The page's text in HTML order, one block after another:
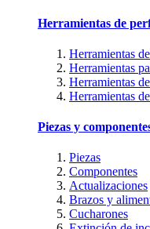
Herramientas de
Herramientas
Herramientas
Herramientas
Herramientas
Piezas y
Piezas
Componentes
Actualizaciones
Brazos y
Cucharones